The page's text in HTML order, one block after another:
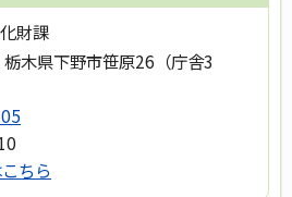
財課
木県下野市笹原26（庁舎3
ちら